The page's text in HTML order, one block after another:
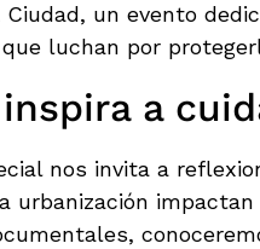
Ciudad, un evento
luchan por
a
nos invita a
urbanización impactan